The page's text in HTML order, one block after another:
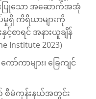
းပြုသော အဆောက်အအုံ
မှုရှိ ကိရိယာများကို
စာရင် အနားယူချိန်
Institute 2023)
ာ်ကာများ၊ ခြေကျင်
စီမံကုန်းနယ်အတွင်း